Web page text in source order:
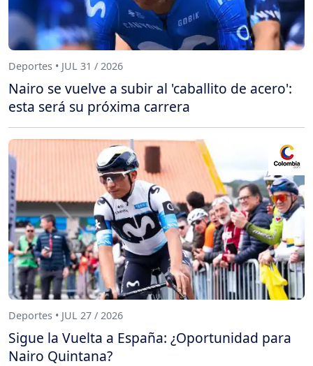
Deportes • JUL 31 / 2026
Nairo se vuelve a subir al 'caballito de acero':
esta será su próxima carrera
Deportes • JUL 27 / 2026
Sigue la Vuelta a España: ¿Oportunidad para
Nairo Quintana?